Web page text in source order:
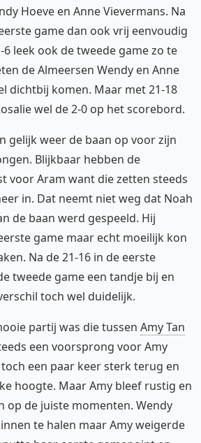
Hoeve en Anne Vievermans. Na
game dan ook vrij eenvoudig
6 leek ook de tweede game zo te
de Almeersen Wendy en Anne
dichtbij komen. Maar met 21-18
wel de 2-0 op het scorebord.
gelijk weer de baan op voor zijn
Blijkbaar hebben de
voor Aram want die zetten steeds
in. Dat neemt niet weg dat Noah
de baan werd gespeeld. Hij
game maar echt moeilijk kon
Na de 21-16 in de eerste
tweede game een tandje bij en
toch wel duidelijk.
partij was die tussen Amy Tan
een voorsprong voor Amy
een paar keer sterk terug en
hoogte. Maar Amy bleef rustig en
op de juiste momenten. Wendy
te halen maar Amy weigerde